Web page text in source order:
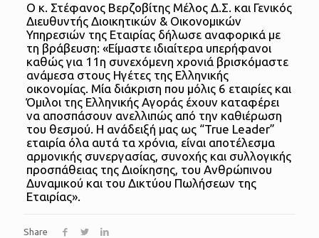
Ο κ. Στέφανος Βερζοβίτης Μέλος Δ.Σ. και Γενικός
Διευθυντής Διοικητικών & Οικονομικών
Υπηρεσιών της Εταιρίας δήλωσε αναφορικά με
τη βράβευση: «Είμαστε ιδιαίτερα υπερήφανοι
καθώς για 11η συνεχόμενη χρονιά βρισκόμαστε
ανάμεσα στους Ηγέτες της Ελληνικής
οικονομίας. Μία διάκριση που μόλις 6 εταιρίες και
Όμιλοι της Ελληνικής Αγοράς έχουν καταφέρει
να αποσπάσουν ανελλιπώς από την καθιέρωση
του θεσμού. Η ανάδειξή μας ως “True Leader”
εταιρία όλα αυτά τα χρόνια, είναι αποτέλεσμα
αρμονικής συνεργασίας, συνοχής και συλλογικής
προσπάθειας της Διοίκησης, του Ανθρώπινου
Δυναμικού και του Δικτύου Πωλήσεων της
Εταιρίας».
Share